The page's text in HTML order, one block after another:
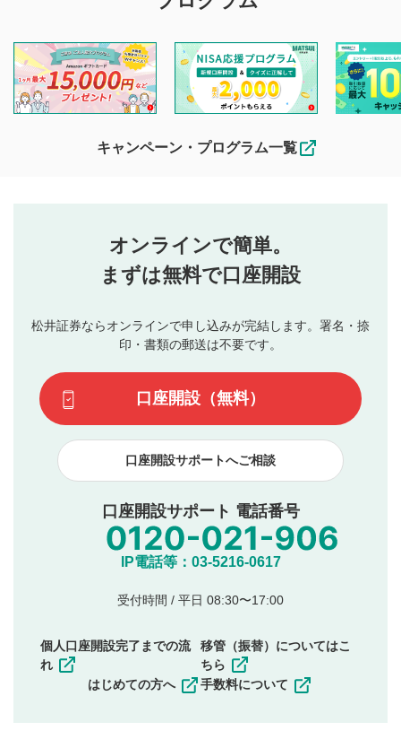
投稿するボタン
星で評価をすると投稿できます。（お名前とコメント
3
動画の評価
です）
を目的として、各動画コンテンツに、評価およびコメントの
投稿ができます。利用者は以下の注意事項をご理解のうえ、
閲覧および投稿を行うものとしてください。
他の利用者が動画を視聴される際の参考になるコメントをお
待ちしております。
なお、投稿をもって、本注意事項に同意されたものとみなし
行ってください。
当社は、利用者同士、もしくは利用者と第三者間のトラ
ブルによって生じた損害に対して一切の責任を負いませ
評価およびコメントは当社にて審査のうえ、掲載となり
ます。掲載されるまでに日数がかかる場合や掲載されない
てはお答えできません。各動画コンテンツへの掲載をもっ
て結果のご連絡といたします。ご了承ください。
下記の項目に該当すると判断された投稿内容は、掲載を
見合わせる場合がございます。
本動画コンテンツとは無関係の内容の投稿
他者への誹謗中傷や差別的表現投稿
公序良俗に反する内容の投稿
氏名、住所、電話番号など個人を特定できる情報の
他のサイトへの誘導や営利目的、広告・宣伝を目
他者の権利（商標、著作権、その他の知的財産
その他当社が不適切と判断した投稿
一度投稿した評価およびコメントの変更・削除はできま
キャンペーン・プログラム一覧
オンラインで簡単。
まずは無料で口座開設
松井証券ならオンラインで申し込みが完結します。署名・捺
印・書類の郵送は不要です。
口座開設（無料）
口座開設サポートへご相談
口座開設サポート 電話番号
IP電話等：03-5216-0617
受付時間 / 平日 08:30〜17:00
個人口座開設完了までの流
れ
はじめての方へ
移管（振替）についてはこ
ちら
手数料について